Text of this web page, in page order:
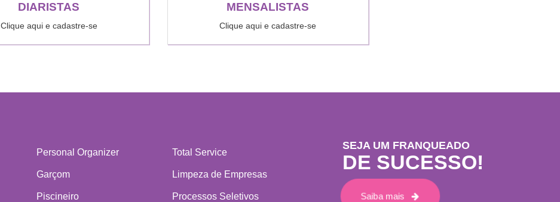
DIARISTAS
Clique aqui e cadastre-se
MENSALISTAS
Clique aqui e cadastre-se
Personal Organizer
Garçom
Piscineiro
Total Service
Limpeza de Empresas
Processos Seletivos
SEJA UM FRANQUEADO
DE SUCESSO!
Saiba mais